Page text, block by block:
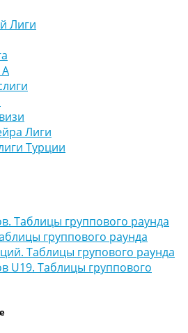
Лиги
Лиги
Турции
Таблицы группового раунда
группового раунда
Таблицы групового раунда
U19. Таблицы группового